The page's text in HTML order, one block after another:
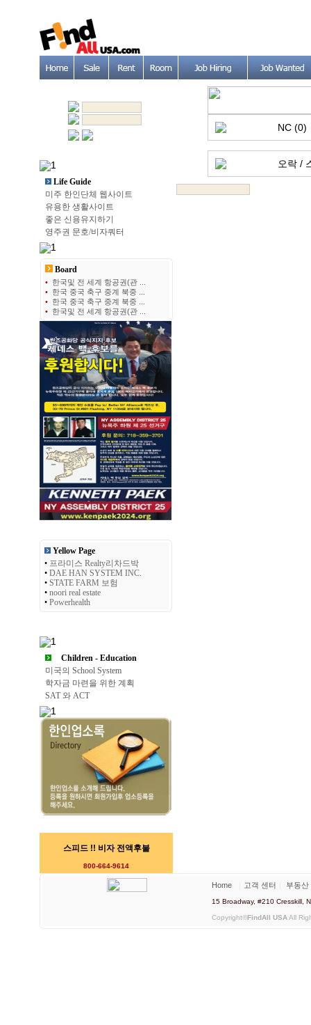
Life Guide
미주 한인단체 웹사이트
유용한 생활사이트
좋은 신용유지하기
영주권 문호/비자쿼터
Board
• 한국및 전 세계 항공권(관 ...
• 한국 중국 축구 중계 북중 ...
• 한국 중국 축구 중계 북중 ...
• 한국및 전 세계 항공권(관 ...
Yellow Page
• 프라미스 Realty리차드박
• DAE HAN SYSTEM INC.
• STATE FARM 보험
• noori real estate
• Powerhealth
Children - Education
미국의 School System
학자금 마련을 위한 계획
SAT 와 ACT
스피드 !! 비자 전액후불
800-664-9614
NC (0)
오락 /
Home 고객 센터 부동산
15 Broadway, #210 Cresskill,
Copyright©FindAll USAAll